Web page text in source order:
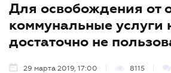
Для освобождения от
коммунальные услуги
достаточно не
29 марта 2019, 17:00 8115